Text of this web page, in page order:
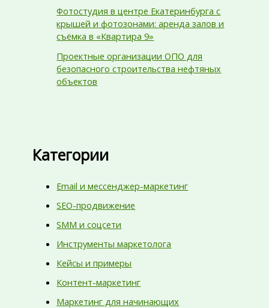
Фотостудия в центре Екатеринбурга с
крышей и фотозонами: аренда залов и
съёмка в «Квартира 9»
Проектные организации ОПО для
безопасного строительства нефтяных
объектов
Категории
Email и мессенджер-маркетинг
SEO-продвижение
SMM и соцсети
Инструменты маркетолога
Кейсы и примеры
Контент-маркетинг
Маркетинг для начинающих